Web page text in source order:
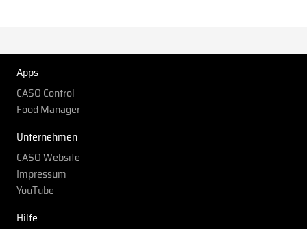
Apps
CASO Control
Food Manager
Unternehmen
CASO Website
Impressum
YouTube
Hilfe